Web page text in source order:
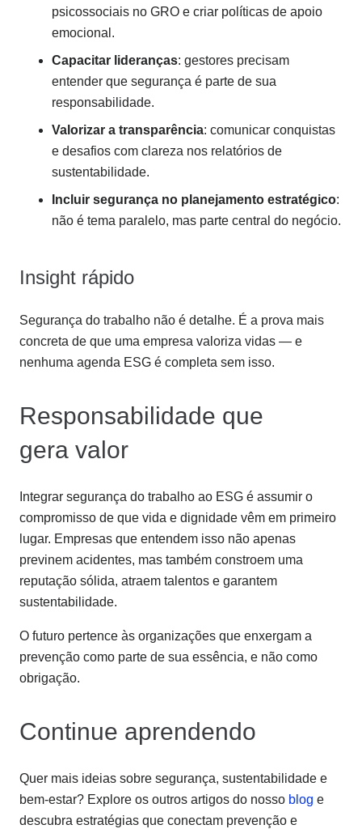
psicossociais no GRO e criar políticas de apoio
emocional.
Capacitar lideranças: gestores precisam
entender que segurança é parte de sua
responsabilidade.
Valorizar a transparência: comunicar conquistas
e desafios com clareza nos relatórios de
sustentabilidade.
Incluir segurança no planejamento estratégico:
não é tema paralelo, mas parte central do negócio.
Insight rápido
Segurança do trabalho não é detalhe. É a prova mais
concreta de que uma empresa valoriza vidas — e
nenhuma agenda ESG é completa sem isso.
Responsabilidade que
gera valor
Integrar segurança do trabalho ao ESG é assumir o
compromisso de que vida e dignidade vêm em primeiro
lugar. Empresas que entendem isso não apenas
previnem acidentes, mas também constroem uma
reputação sólida, atraem talentos e garantem
sustentabilidade.
O futuro pertence às organizações que enxergam a
prevenção como parte de sua essência, e não como
obrigação.
Continue aprendendo
Quer mais ideias sobre segurança, sustentabilidade e
bem-estar? Explore os outros artigos do nosso blog e
descubra estratégias que conectam prevenção e